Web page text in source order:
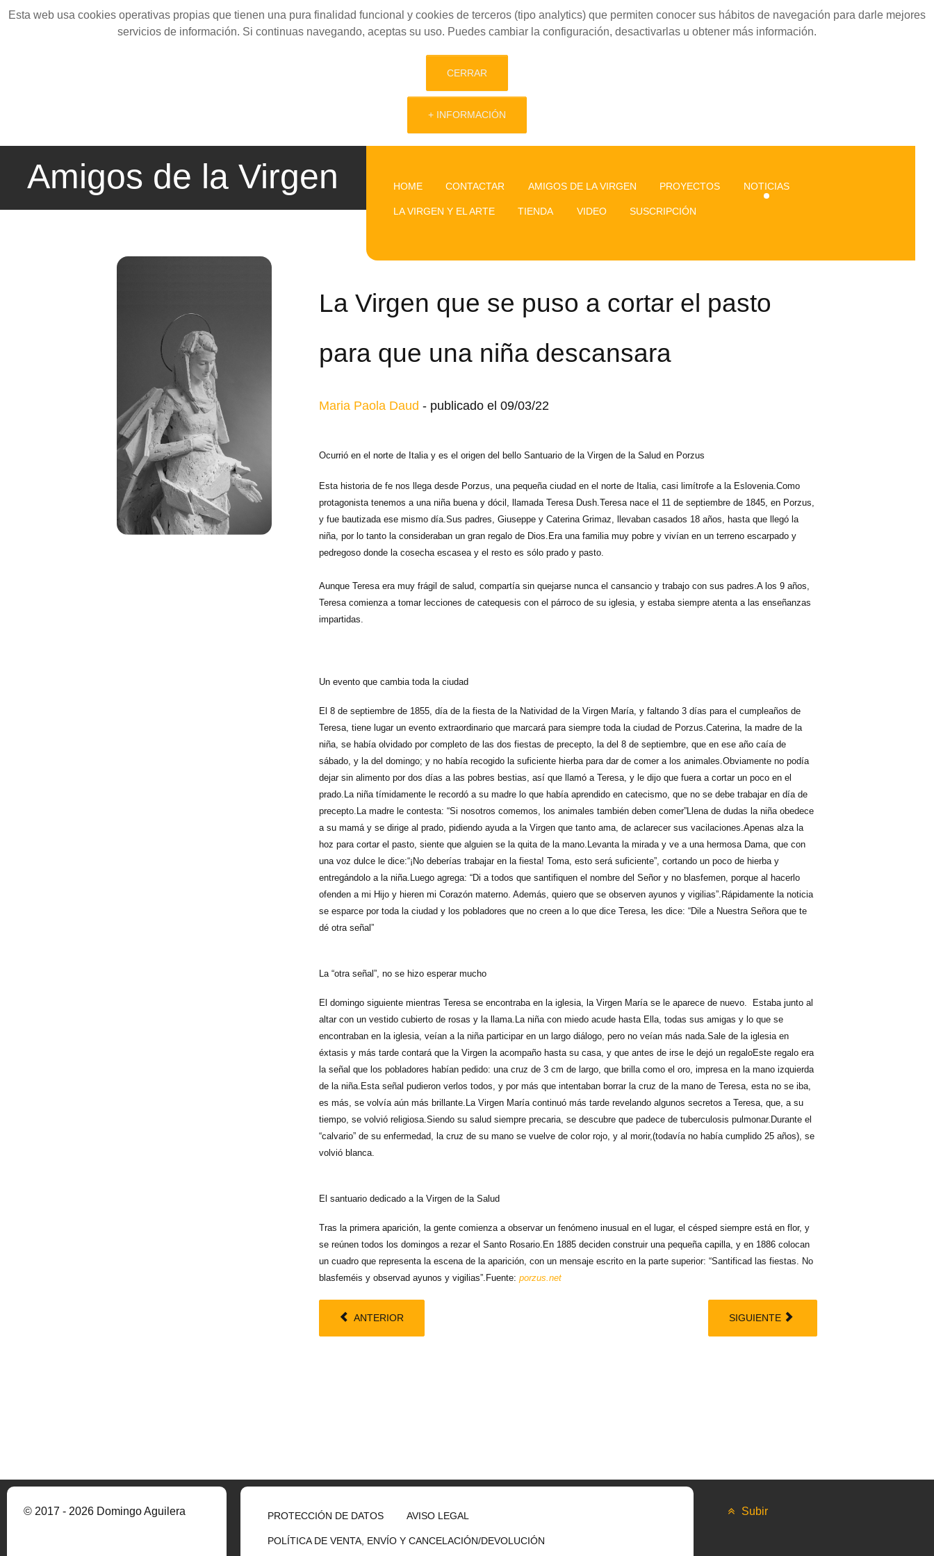
Esta web usa cookies operativas propias que tienen una pura finalidad funcional y cookies de terceros (tipo analytics) que permiten conocer sus hábitos de navegación para darle mejores
servicios de información. Si continuas navegando, aceptas su uso. Puedes cambiar la configuración, desactivarlas u obtener más información.
CERRAR
+ INFORMACIÓN
Amigos de la Virgen HOME CONTACTAR AMIGOS DE LA VIRGEN PROYECTOS NOTICIAS
LA VIRGEN Y EL ARTE TIENDA VIDEO SUSCRIPCIÓN
La Virgen que se puso a cortar el pasto
para que una niña descansara
Maria Paola Daud - publicado el 09/03/22
Ocurrió en el norte de Italia y es el origen del bello Santuario de la Virgen de la Salud en Porzus
Esta historia de fe nos llega desde Porzus, una pequeña ciudad en el norte de Italia, casi limítrofe a la Eslovenia.Como
protagonista tenemos a una niña buena y dócil, llamada Teresa Dush.Teresa nace el 11 de septiembre de 1845, en Porzus,
y fue bautizada ese mismo día.Sus padres, Giuseppe y Caterina Grimaz, llevaban casados 18 años, hasta que llegó la
niña, por lo tanto la consideraban un gran regalo de Dios.Era una familia muy pobre y vivían en un terreno escarpado y
pedregoso donde la cosecha escasea y el resto es sólo prado y pasto.
Aunque Teresa era muy frágil de salud, compartía sin quejarse nunca el cansancio y trabajo con sus padres.A los 9 años,
Teresa comienza a tomar lecciones de catequesis con el párroco de su iglesia, y estaba siempre atenta a las enseñanzas
impartidas.
Un evento que cambia toda la ciudad
El 8 de septiembre de 1855, día de la fiesta de la Natividad de la Virgen María, y faltando 3 días para el cumpleaños de
Teresa, tiene lugar un evento extraordinario que marcará para siempre toda la ciudad de Porzus.Caterina, la madre de la
niña, se había olvidado por completo de las dos fiestas de precepto, la del 8 de septiembre, que en ese año caía de
sábado, y la del domingo; y no había recogido la suficiente hierba para dar de comer a los animales.Obviamente no podía
dejar sin alimento por dos días a las pobres bestias, así que llamó a Teresa, y le dijo que fuera a cortar un poco en el
prado.La niña tímidamente le recordó a su madre lo que había aprendido en catecismo, que no se debe trabajar en día de
precepto.La madre le contesta: “Si nosotros comemos, los animales también deben comer”Llena de dudas la niña obedece
a su mamá y se dirige al prado, pidiendo ayuda a la Virgen que tanto ama, de aclarecer sus vacilaciones.Apenas alza la
hoz para cortar el pasto, siente que alguien se la quita de la mano.Levanta la mirada y ve a una hermosa Dama, que con
una voz dulce le dice:“¡No deberías trabajar en la fiesta! Toma, esto será suficiente”, cortando un poco de hierba y
entregándolo a la niña.Luego agrega: “Di a todos que santifiquen el nombre del Señor y no blasfemen, porque al hacerlo
ofenden a mi Hijo y hieren mi Corazón materno. Además, quiero que se observen ayunos y vigilias”.Rápidamente la noticia
se esparce por toda la ciudad y los pobladores que no creen a lo que dice Teresa, les dice: “Dile a Nuestra Señora que te
dé otra señal”
La “otra señal”, no se hizo esperar mucho
El domingo siguiente mientras Teresa se encontraba en la iglesia, la Virgen María se le aparece de nuevo. Estaba junto al
altar con un vestido cubierto de rosas y la llama.La niña con miedo acude hasta Ella, todas sus amigas y lo que se
encontraban en la iglesia, veían a la niña participar en un largo diálogo, pero no veían más nada.Sale de la iglesia en
éxtasis y más tarde contará que la Virgen la acompaño hasta su casa, y que antes de irse le dejó un regaloEste regalo era
la señal que los pobladores habían pedido: una cruz de 3 cm de largo, que brilla como el oro, impresa en la mano izquierda
de la niña.Esta señal pudieron verlos todos, y por más que intentaban borrar la cruz de la mano de Teresa, esta no se iba,
es más, se volvía aún más brillante.La Virgen María continuó más tarde revelando algunos secretos a Teresa, que, a su
tiempo, se volvió religiosa.Siendo su salud siempre precaria, se descubre que padece de tuberculosis pulmonar.Durante el
“calvario” de su enfermedad, la cruz de su mano se vuelve de color rojo, y al morir,(todavía no había cumplido 25 años), se
volvió blanca.
El santuario dedicado a la Virgen de la Salud
Tras la primera aparición, la gente comienza a observar un fenómeno inusual en el lugar, el césped siempre está en flor, y
se reúnen todos los domingos a rezar el Santo Rosario.En 1885 deciden construir una pequeña capilla, y en 1886 colocan
un cuadro que representa la escena de la aparición, con un mensaje escrito en la parte superior: “Santificad las fiestas. No
blasfeméis y observad ayunos y vigilias”.Fuente: porzus.net
ANTERIOR SIGUIENTE
© 2017 - 2026 Domingo Aguilera PROTECCIÓN DE DATOS AVISO LEGAL
POLÍTICA DE VENTA, ENVÍO Y CANCELACIÓN/DEVOLUCIÓN
Subir